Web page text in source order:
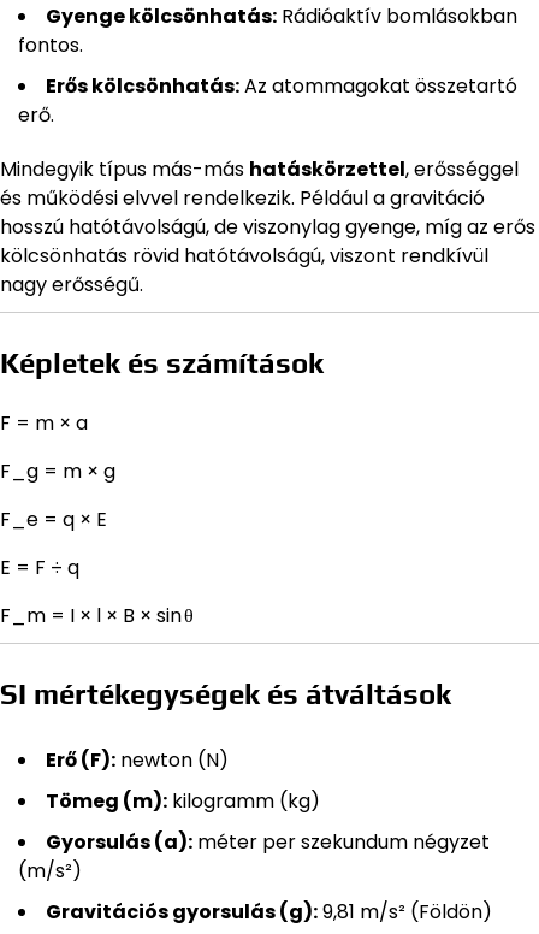
Gyenge kölcsönhatás: Rádióaktív bomlásokban
fontos.
Erős kölcsönhatás:Az atommagokat összetartó
erő.
Mindegyik típus más-más hatáskörzettel, erősséggel
és működési elvvel rendelkezik. Például a gravitáció
hosszú hatótávolságú, de viszonylag gyenge, míg az erős
kölcsönhatás rövid hatótávolságú, viszont rendkívül
nagy erősségű.
Képletek és számítások
F = m × a
F_g = m × g
F_e = q × E
E = F ÷ q
F_m = I × l × B × sin θ
SI mértékegységek és átváltások
Erő (F): newton (N)
Tömeg (m): kilogramm (kg)
Gyorsulás (a): méter per szekundum négyzet
(m/s²)
Gravitációs gyorsulás (g):9,81 m/s² (Földön)